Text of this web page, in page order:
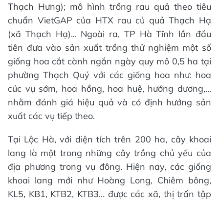
Thạch Hưng); mô hình trồng rau quả theo tiêu
chuẩn VietGAP của HTX rau củ quả Thạch Hạ
(xã Thạch Hạ)... Ngoài ra, TP Hà Tĩnh lần đầu
tiên đưa vào sản xuất trồng thử nghiệm một số
giống hoa cắt cành ngắn ngày quy mô 0,5 ha tại
phường Thạch Quý với các giống hoa như: hoa
cúc vụ sớm, hoa hồng, hoa huệ, hướng dương,...
nhằm đánh giá hiệu quả và có định hướng sản
xuất các vụ tiếp theo.
Tại Lộc Hà, với diện tích trên 200 ha, cây khoai
lang là một trong những cây trồng chủ yếu của
địa phương trong vụ đông. Hiện nay, các giống
khoai lang mới như Hoàng Long, Chiêm bông,
KL5, KB1, KTB2, KTB3… được các xã, thị trấn tập